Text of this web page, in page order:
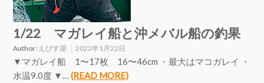
1/22 マガレイ船と沖メバル船の釣果
Author: えびす屋 2022年1月22日
▼マガレイ船 1〜17枚 16〜46cm ・最大はマコガレイ ・
水温9.0度 ▼…(READ MORE)